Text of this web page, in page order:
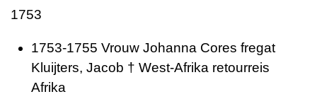
1753
1753-1755 Vrouw Johanna Cores fregat
Kluijters, Jacob † West-Afrika retourreis
Afrika